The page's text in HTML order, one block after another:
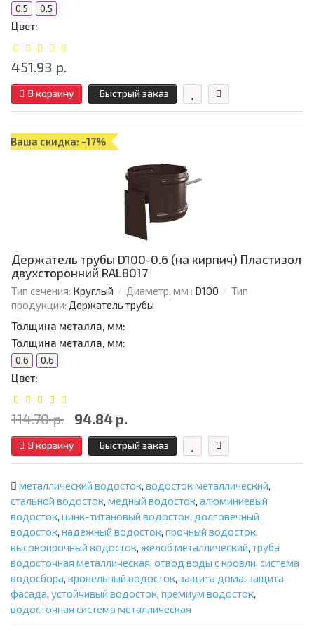
0.5 0.5
Цвет:
451.93 р.
В корзину Быстрый заказ
Ваша скидка: -17%
Держатель трубы D100-0.6 (на кирпич) Пластизол
двухсторонний RAL8017
Тип сечения: Круглый Диаметр, мм : D100
Тип
продукции: Держатель трубы
Толщина металла, мм:
Толщина металла, мм:
0.6 0.6
Цвет:
114.70 р. 94.84 р.
В корзину Быстрый заказ
металлический водосток, водосток металлический,
стальной водосток, медный водосток, алюминиевый
водосток, цинк-титановый водосток, долговечный
водосток, надежный водосток, прочный водосток,
высокопрочный водосток, желоб металлический, труба
водосточная металлическая, отвод воды с кровли, система
водосбора, кровельный водосток, защита дома, защита
фасада, устойчивый водосток, премиум водосток,
водосточная система металлическая